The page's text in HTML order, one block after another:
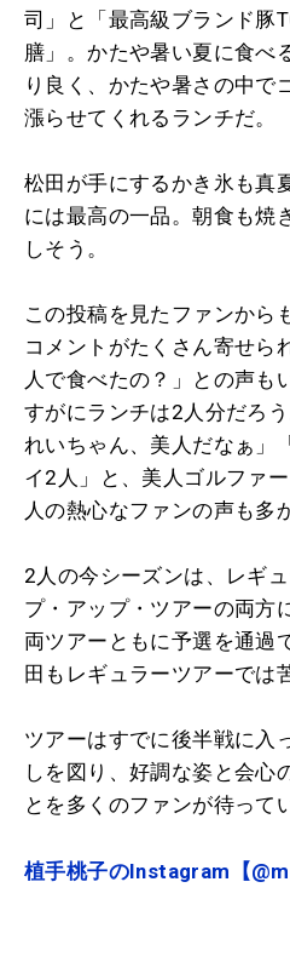
司」と「最高級ブランド豚
膳」。かたや暑い夏に食べ
り良く、かたや暑さの中で
漲らせてくれるランチだ。
松田が手にするかき氷も真
には最高の一品。朝食も焼
しそう。
この投稿を見たファンから
コメントがたくさん寄せら
人で食べたの？」との声も
すがにランチは2人分だろ
れいちゃん、美人だなぁ」
イ2人」と、美人ゴルファ
人の熱心なファンの声も多
2人の今シーズンは、レギ
プ・アップ・ツアーの両方
両ツアーともに予選を通過
田もレギュラーツアーでは
ツアーはすでに後半戦に入
しを図り、好調な姿と会心
とを多くのファンが待って
植手桃子のInstagram【